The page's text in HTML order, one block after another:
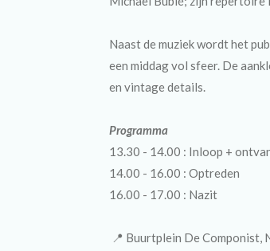
Naast de muziek wordt het
een middag vol sfeer. De
en vintage details.
Programma
13.30 - 14.00 : Inloop +
14.00 - 16.00 : Optreden
16.00 - 17.00 : Nazit
📍 Buurtplein De Componist,